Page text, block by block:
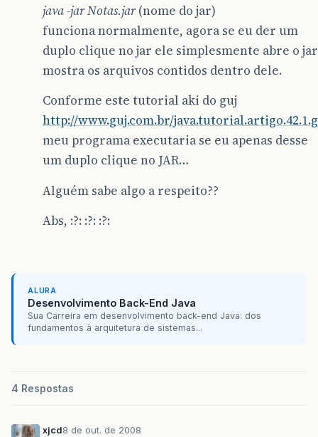
java -jar Notas.jar(nome do jar)
funciona normalmente, agora se eu der um
duplo clique no jar ele simplesmente abre o
mostra os arquivos contidos dentro dele.
Conforme este tutorial aki do guj
http://www.guj.com.br/
meu programa executaria se eu apenas desse
um duplo clique no JAR…
Alguém sabe algo a respeito??
Abs, :?: :?: :?:
ALURA
Desenvolvimento Back-End Java
Sua Carreira em desenvolvimento back-end Java: dos
fundamentos à arquitetura de sistemas...
4 Respostas
xjcd8 de out. de 2008